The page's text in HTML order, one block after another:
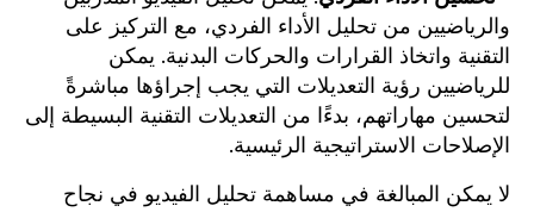
والرياضيين من تحليل الأداء الفردي، مع التركيز على
التقنية واتخاذ القرارات والحركات البدنية. يمكن
للرياضيين رؤية التعديلات التي يجب إجراؤها مباشرةً
لتحسين مهاراتهم، بدءًا من التعديلات التقنية البسيطة إلى
الإصلاحات الاستراتيجية الرئيسية.
لا يمكن المبالغة في مساهمة تحليل الفيديو في نجاح